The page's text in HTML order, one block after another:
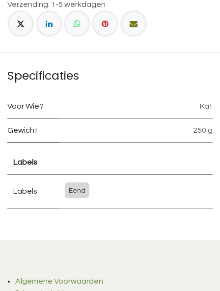
Verzending: 1-5 werkdagen
Specificaties
Voor Wie? Kat
Gewicht 250 g
Labels
Labels Eend
Algemene Voorwaarden